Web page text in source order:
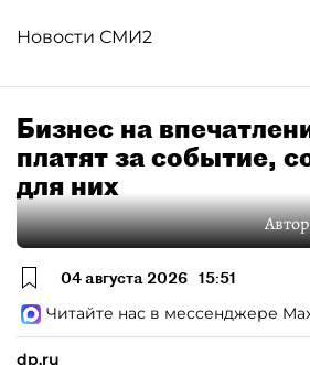
Новости СМИ2
Бизнес на
платят за событие,
для них
04 августа 2026 15:51
Читайте нас в мессенджере
dp.ru